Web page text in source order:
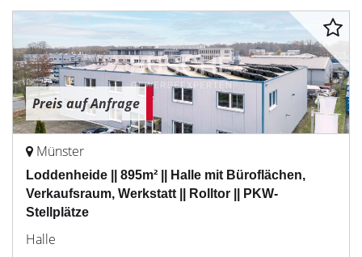
Preis auf Anfrage
Münster
Loddenheide || 895m² || Halle mit Büroflächen,
Verkaufsraum, Werkstatt || Rolltor || PKW-
Stellplätze
Halle